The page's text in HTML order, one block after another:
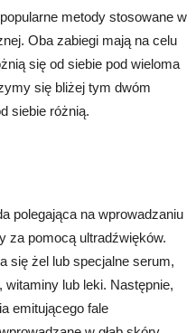
metody stosowane w
Oba zabiegi mają na celu
się od siebie pod wieloma
się bliżej tym dwóm
siebie różnią.
polegająca na wprowadzaniu
za pomocą ultradźwięków.
się żel lub specjalne serum,
witaminy lub leki. Następnie,
emitującego fale